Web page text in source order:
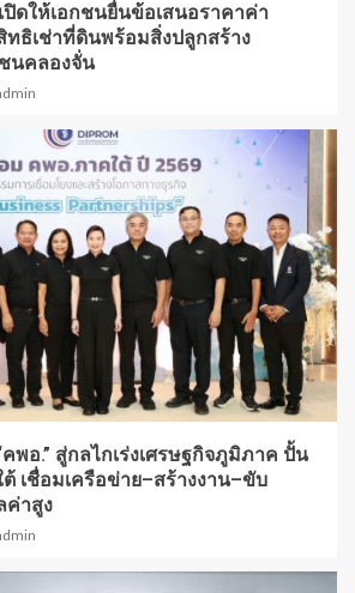
ปิดให้เอกชนยื่นข้อเสนอราคาค่า
ทธิเช่าที่ดินพร้อมสิ่งปลูกสร้าง
นคลองจั่น
พอ.” สู่กลไกเร่งเศรษฐกิจภูมิภาค ปั้น
เชื่อมเครือข่าย–สร้างงาน–ขับ
ค่าสูง